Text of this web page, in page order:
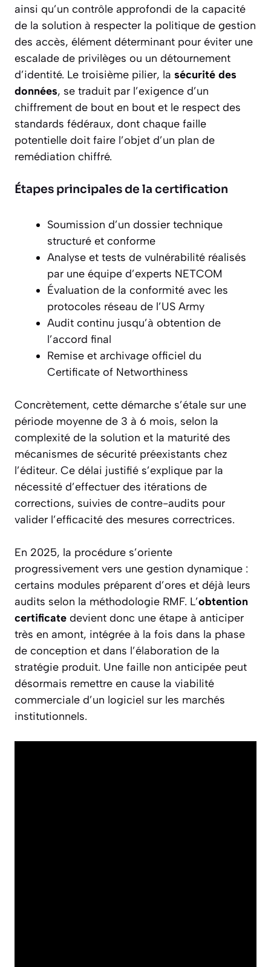
ainsi qu’un contrôle approfondi de la capacité
de la solution à respecter la politique de gestion
des accès, élément déterminant pour éviter une
escalade de privilèges ou un détournement
d’identité. Le troisième pilier, la sécurité des
données, se traduit par l’exigence d’un
chiffrement de bout en bout et le respect des
standards fédéraux, dont chaque faille
potentielle doit faire l’objet d’un plan de
remédiation chiffré.
Étapes principales de la certification
Soumission d’un dossier technique
structuré et conforme
Analyse et tests de vulnérabilité réalisés
par une équipe d’experts NETCOM
Évaluation de la conformité avec les
protocoles réseau de l’US Army
Audit continu jusqu’à obtention de
l’accord final
Remise et archivage officiel du
Certificate of Networthiness
Concrètement, cette démarche s’étale sur une
période moyenne de 3 à 6 mois, selon la
complexité de la solution et la maturité des
mécanismes de sécurité préexistants chez
l’éditeur. Ce délai justifié s’explique par la
nécessité d’effectuer des itérations de
corrections, suivies de contre-audits pour
valider l’efficacité des mesures correctrices.
En 2025, la procédure s’oriente
progressivement vers une gestion dynamique :
certains modules préparent d’ores et déjà leurs
audits selon la méthodologie RMF. L’obtention
certificate devient donc une étape à anticiper
très en amont, intégrée à la fois dans la phase
de conception et dans l’élaboration de la
stratégie produit. Une faille non anticipée peut
désormais remettre en cause la viabilité
commerciale d’un logiciel sur les marchés
institutionnels.